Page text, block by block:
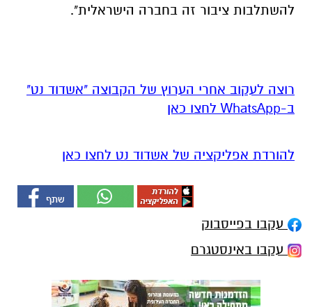
להשתלבות ציבור זה בחברה הישראלית".
רוצה לעקוב אחרי הערוץ של הקבוצה "אשדוד נט"
ב-WhatsApp לחצו כאן
להורדת אפליקציה של אשדוד נט לחצו כאן
עקבו בפייסבוק
עקבו באינסטגרם